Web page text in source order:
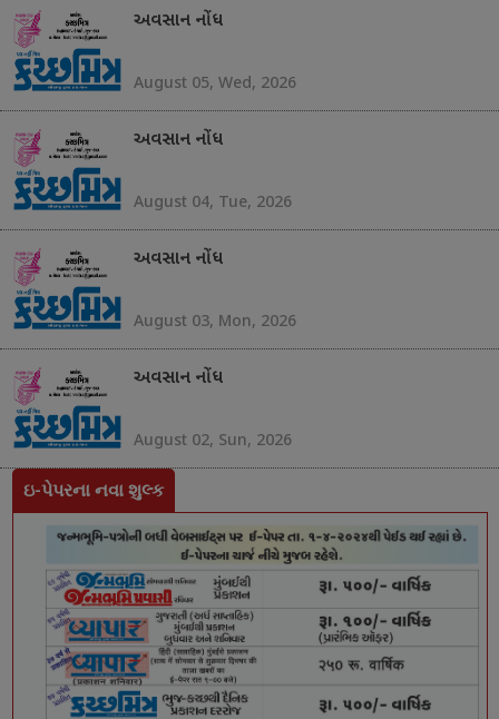
અવસાન નોંધ
August 05, Wed, 2026
અવસાન નોંધ
August 04, Tue, 2026
અવસાન નોંધ
August 03, Mon, 2026
અવસાન નોંધ
August 02, Sun, 2026
ઇ-પેપરના નવા શુલ્ક